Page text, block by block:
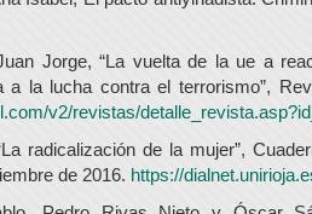
Jorge, “La vuelta de la ue a
a la lucha contra el terrorismo”,
v2/revistas/
radicalización de la mujer”,
de 2016. https://